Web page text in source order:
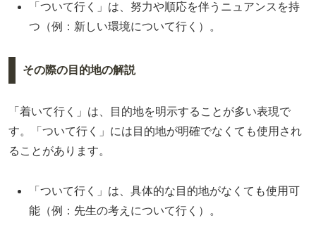
「ついて行く」は、努力や順応を伴うニュアンスを持
つ（例：新しい環境について行く）。
その際の目的地の解説
「着いて行く」は、目的地を明示することが多い表現で
す。「ついて行く」には目的地が明確でなくても使用され
ることがあります。
「ついて行く」は、具体的な目的地がなくても使用可
能（例：先生の考えについて行く）。